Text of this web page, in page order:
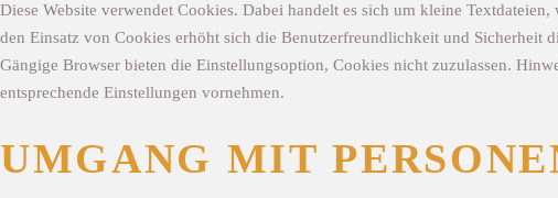
Diese Website verwendet Cookies. Dabei handelt es sich um kleine
den Einsatz von Cookies erhöht sich die Benutzerfreundlichkeit und Sicherheit
Gängige Browser bieten die Einstellungsoption, Cookies nicht zuzulassen.
entsprechende Einstellungen vornehmen.
UMGANG MIT